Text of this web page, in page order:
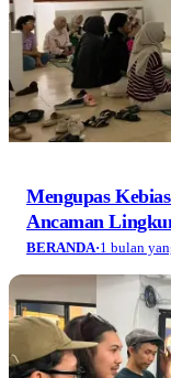
Mengupas
Ancaman
BERANDA·1 bulan